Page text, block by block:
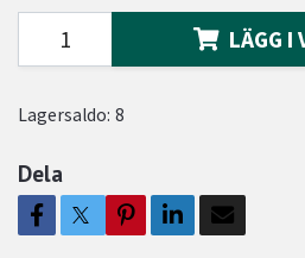
LÄGG I
Lagersaldo: 8
Dela